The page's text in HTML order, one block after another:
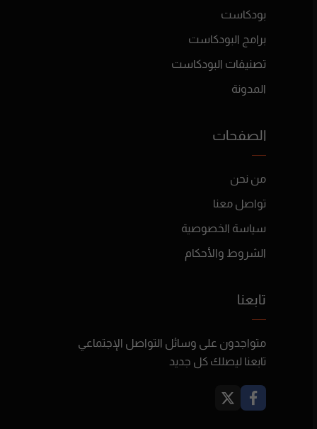
بودكاست
برامج البودكاست
تصنيفات البودكاست
المدونة
الصفحات
من نحن
تواصل معنا
سياسة الخصوصية
الشروط والأحكام
تابعنا
متواجدون على وسائل التواصل الإجتماعي
تابعنا ليصلك كل جديد